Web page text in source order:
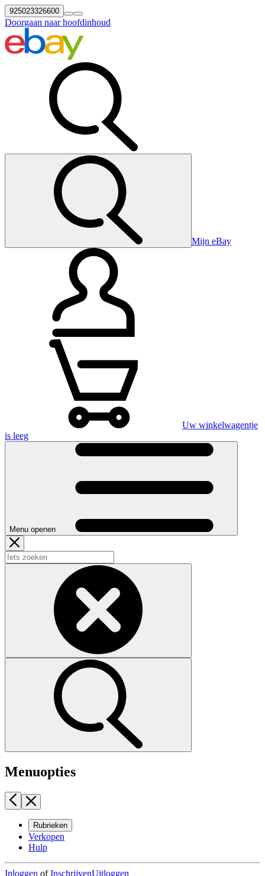
925023326600
Doorgaan naar hoofdinhoud
Mijn eBay
Uw winkelwagentje
is leeg
Menu openen
Menuopties
Rubrieken
Verkopen
Hulp
Inloggen ofInschrijvenUitloggen